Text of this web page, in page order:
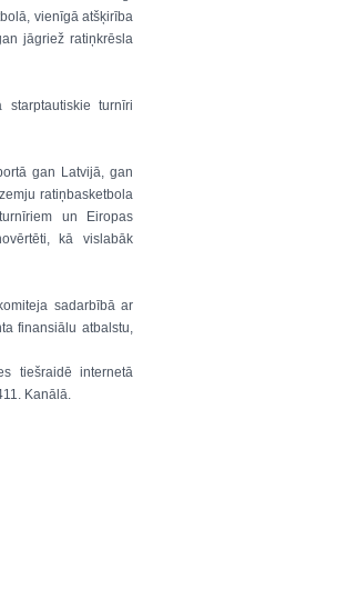
vienīgā atšķirība
jāgriež ratiņkrēsla
turnīri
gan Latvijā, gan
ratiņbasketbola
un Eiropas
kā vislabāk
sadarbībā ar
finansiālu atbalstu,
tiešraidē internetā
Kanālā.